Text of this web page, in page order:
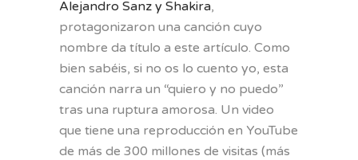
Alejandro Sanz y Shakira,
protagonizaron una canción cuyo
nombre da título a este artículo. Como
bien sabéis, si no os lo cuento yo, esta
canción narra un “quiero y no puedo”
tras una ruptura amorosa. Un video
que tiene una reproducción en YouTube
de más de 300 millones de visitas (más